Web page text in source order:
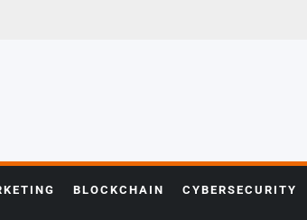
BLOCKCHAIN CYBERSECURITY